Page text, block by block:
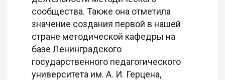
сообщества. Также она отметила
значение создания первой в нашей
стране методической кафедры на
базе Ленинградского
государственного педагогического
университета им. А. И. Герцена,